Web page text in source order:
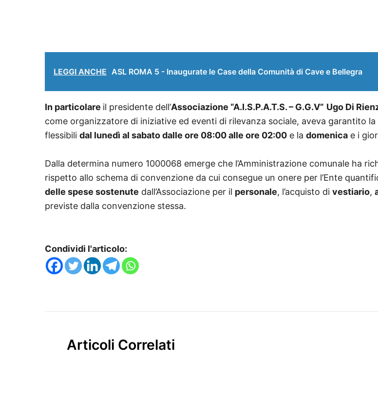
LEGGI ANCHE ASL ROMA 5 - Inaugurate le Case della Comunità di Cave e Bellegra
In particolare il presidente dell’Associazione “A.I.S.P.A.T.S. – G.G.V” Ugo Di
come organizzatore di iniziative ed eventi di rilevanza sociale, aveva garantito
flessibili dal lunedì al sabato dalle ore 08:00 alle ore 02:00 e la domenica e i
Dalla determina numero 1000068 emerge che l’Amministrazione comunale ha
rispetto allo schema di convenzione da cui consegue un onere per l’Ente
delle spese sostenute dall’Associazione per il personale, l’acquisto di vestiario,
previste dalla convenzione stessa.
Condividi l'articolo:
Articoli Correlati